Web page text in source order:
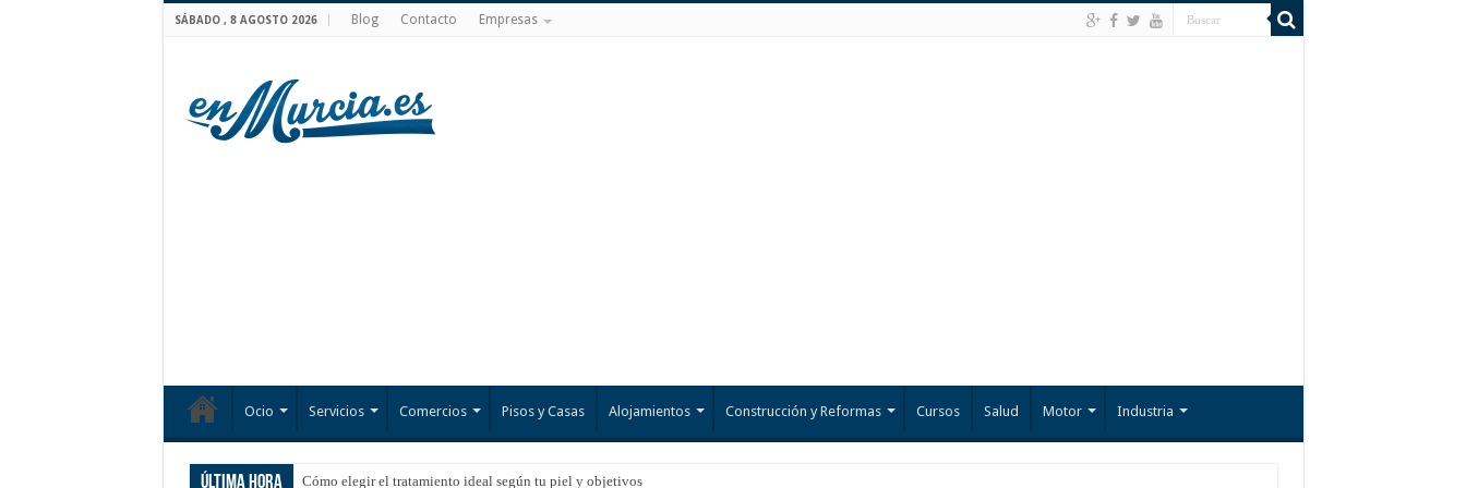
SÁBADO , 8 AGOSTO 2026 Blog Contacto Empresas
Ocio Servicios Comercios Pisos y Casas Alojamientos Construcción y Reformas Cursos Salud Motor Industria
Última hora Mi